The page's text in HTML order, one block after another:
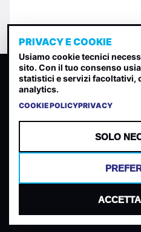
CLASSIFICA INDIE
Classifica per indice di
COOKIES
PRIVACY E COOKIE
Usiamo cookie tecnici
sito. Con il tuo consenso
statistici e servizi facoltativi,
analytics.
COOKIE POLICYPRIVACY
SOLO